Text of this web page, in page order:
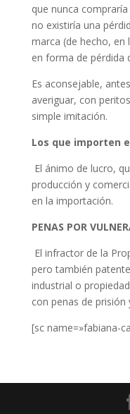
que nunca
no existiría una
marca (de hecho, en
en forma de pérdida
Es aconsejable,
averiguar, con
simple imitación.
Los que importen
El ánimo de lucro,
producción y
en la importación.
PENAS POR
El infractor de la
pero también
industrial o
con penas de prisión
[sc name=»fabiana-